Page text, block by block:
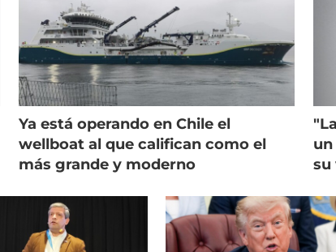
Ya está operando en Chile el
wellboat al que califican como el
más grande y moderno
su